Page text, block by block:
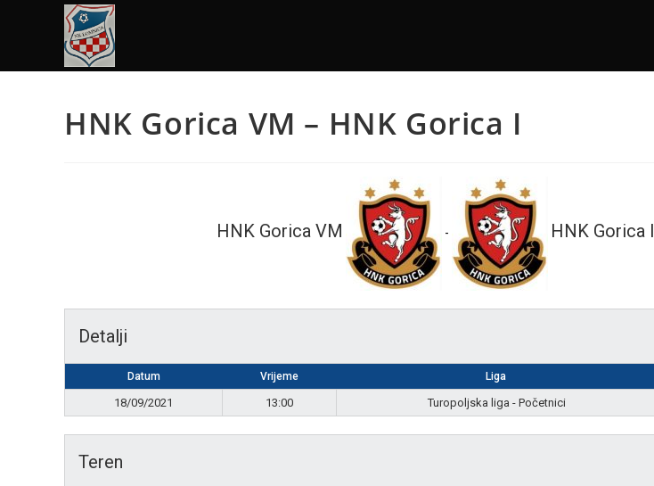
HNK Gorica VM – HNK Gorica I
HNK Gorica VM - HNK Gorica I
Detalji
Datum Vrijeme Liga
18/09/2021 13:00 Turopoljska liga - Početnici
Teren